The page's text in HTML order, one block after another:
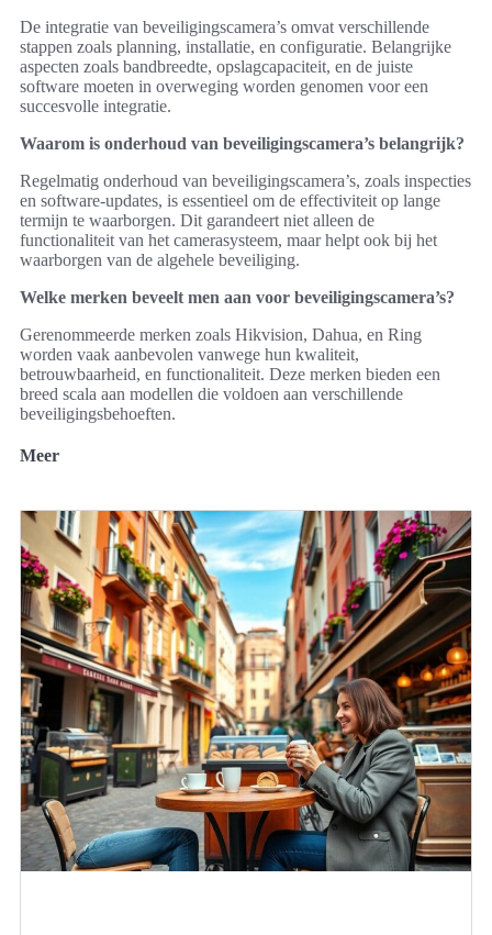
De integratie van beveiligingscamera’s omvat verschillende
stappen zoals planning, installatie, en configuratie. Belangrijke
aspecten zoals bandbreedte, opslagcapaciteit, en de juiste
software moeten in overweging worden genomen voor een
succesvolle integratie.
Waarom is onderhoud van beveiligingscamera’s belangrijk?
Regelmatig onderhoud van beveiligingscamera’s, zoals inspecties
en software-updates, is essentieel om de effectiviteit op lange
termijn te waarborgen. Dit garandeert niet alleen de
functionaliteit van het camerasysteem, maar helpt ook bij het
waarborgen van de algehele beveiliging.
Welke merken beveelt men aan voor beveiligingscamera’s?
Gerenommeerde merken zoals Hikvision, Dahua, en Ring
worden vaak aanbevolen vanwege hun kwaliteit,
betrouwbaarheid, en functionaliteit. Deze merken bieden een
breed scala aan modellen die voldoen aan verschillende
beveiligingsbehoeften.
Meer